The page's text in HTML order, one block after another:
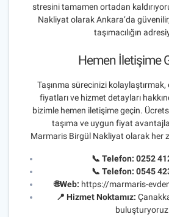
stresini tamamen ortadan
Nakliyat olarak Ankara’da
taşımacılığın
Hemen İletişime
Taşınma sürecinizi
fiyatları ve hizmet detayları
bizimle hemen iletişime geçin.
taşıma ve uygun fiyat
Marmaris Birgül Nakliyat olarak her
📞 Telefon: 0252
📞 Telefon: 0545
🌐Web: https://marmaris-
📍 Hizmet Noktamız:
buluşturyoruz.